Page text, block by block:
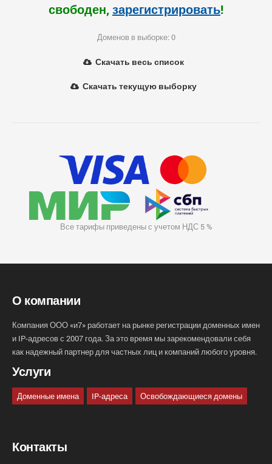
свободен, зарегистрировать!
Доменов в выборке: 0
Скачать весь список
Скачать текущую выборку
Все тарифы приведены с учетом НДС 5 %
О компании
Компания ООО «и7» работает на рынке регистрации доменных имен
и IP-адресов с 2007 года. За это время мы зарекомендовали себя
как надежный партнер для частных лиц и компаний любого уровня.
Услуги
Доменные имена IP-адреса Освобождающиеся домены
Контакты